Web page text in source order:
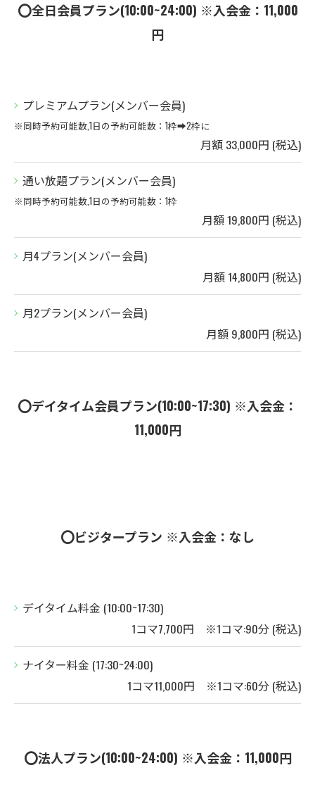
⭕️全日会員プラン(10:00~24:00) ※入会金：11,000
円
プレミアムプラン(メンバー会員)
※同時予約可能数,1日の予約可能数：1枠➡︎2枠に
月額 33,000円 (税込)
通い放題プラン(メンバー会員)
※同時予約可能数,1日の予約可能数：1枠
月額 19,800円 (税込)
月4プラン(メンバー会員)
月額 14,800円 (税込)
月2プラン(メンバー会員)
月額 9,800円 (税込)
⭕️デイタイム会員プラン(10:00~17:30) ※入会金：
11,000円
⭕️ビジタープラン ※入会金：なし
デイタイム料金 (10:00~17:30)
1コマ7,700円 ※1コマ:90分 (税込)
ナイター料金 (17:30~24:00)
1コマ11,000円 ※1コマ:60分 (税込)
⭕️法人プラン(10:00~24:00) ※入会金：11,000円